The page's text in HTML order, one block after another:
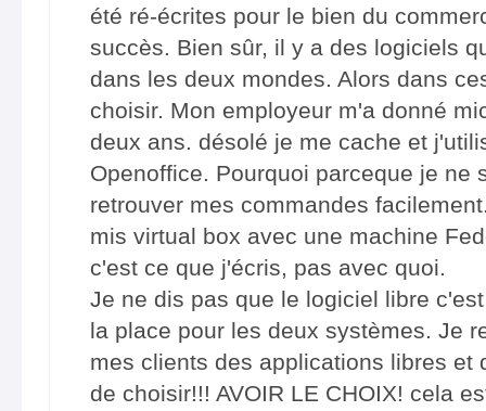
été ré-écrites pour le bien du
succès. Bien sûr, il y a des logiciels
dans les deux mondes. Alors dans
choisir. Mon employeur m'a donné
deux ans. désolé je me cache et
Openoffice. Pourquoi parceque je ne
retrouver mes commandes
mis virtual box avec une machine
c'est ce que j'écris, pas avec quoi.
Je ne dis pas que le logiciel libre
la place pour les deux systèmes. Je
mes clients des applications libres et
de choisir!!! AVOIR LE CHOIX! cela